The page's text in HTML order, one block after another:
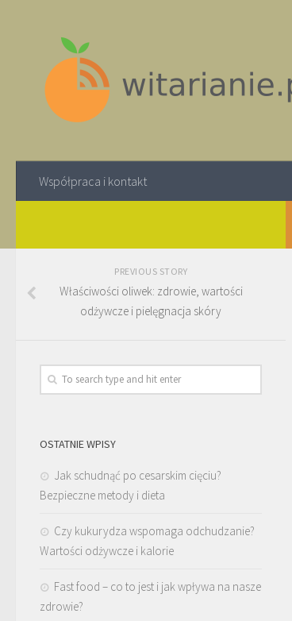
Współpraca i kontakt
PREVIOUS STORY
Właściwości oliwek: zdrowie, wartości
odżywcze i pielęgnacja skóry
OSTATNIE WPISY
Jak schudnąć po cesarskim cięciu?
Bezpieczne metody i dieta
Czy kukurydza wspomaga odchudzanie?
Wartości odżywcze i kalorie
Fast food – co to jest i jak wpływa na nasze
zdrowie?